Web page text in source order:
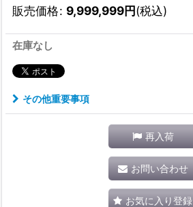
販売価格: 9,999,999円(税込)
在庫なし
その他重要事項
再入荷
お問い合わせ
お気に入り登録